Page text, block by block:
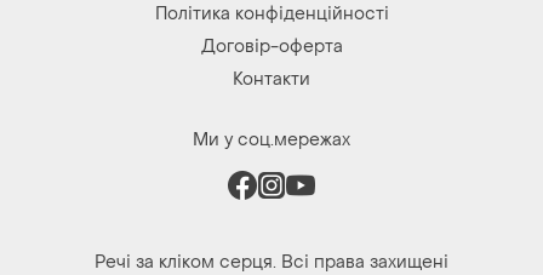
Політика конфіденційності
Договір-оферта
Контакти
Ми у соц.мережах
Речі за кліком серця. Всі права захищені